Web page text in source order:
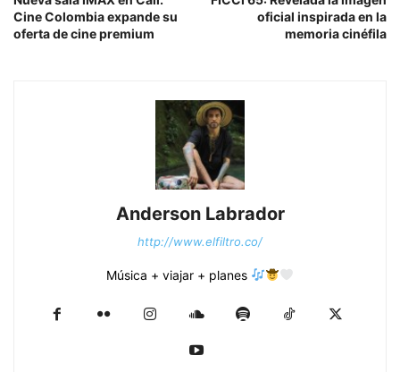
Cine Colombia expande su
oferta de cine premium
oficial inspirada en la
memoria cinéfila
Anderson Labrador
http://www.elfiltro.co/
Música + viajar + planes